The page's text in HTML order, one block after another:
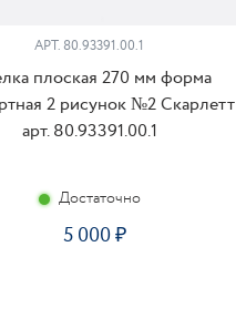
АРТ. 80.93391.00.1
плоская 270 мм форма
2 рисунок №2 Скарлетт
арт. 80.93391.00.1
Достаточно
5 000